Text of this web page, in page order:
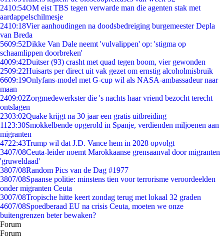
2410:54OM eist TBS tegen verwarde man die agenten stak met
aardappelschilmesje
2410:18Vier aanhoudingen na doodsbedreiging burgemeester Depla
van Breda
5609:52Dikke Van Dale neemt 'vulvalippen' op: 'stigma op
schaamlippen doorbreken'
4009:42Duitser (93) crasht met quad tegen boom, vier gewonden
2509:22Huisarts per direct uit vak gezet om ernstig alcoholmisbruik
6609:19Onlyfans-model met G-cup wil als NASA-ambassadeur naar
maan
2409:02Zorgmedewerkster die 's nachts haar vriend bezocht terecht
ontslagen
2303:02Quake krijgt na 30 jaar een gratis uitbreiding
11 23:30Smokkelbende opgerold in Spanje, verdienden miljoenen aan
migranten
4722:43Trump wil dat J.D. Vance hem in 2028 opvolgt
3407/08Ceuta-leider noemt Marokkaanse grensaanval door migranten
'gruweldaad'
3807/08Random Pics van de Dag #1977
3807/08Spaanse politie: minstens tien voor terrorisme veroordeelden
onder migranten Ceuta
3007/08Tropische hitte keert zondag terug met lokaal 32 graden
4607/08Spoedberaad EU na crisis Ceuta, moeten we onze
buitengrenzen beter bewaken?
Forum
Forum